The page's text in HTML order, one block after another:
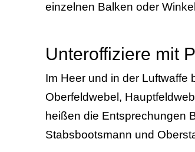
einzelnen Balken oder
Unteroffiziere mit
Im Heer und in der Luftwaffe
Oberfeldwebel,
heißen die Entsprechungen
Stabsbootsmann und